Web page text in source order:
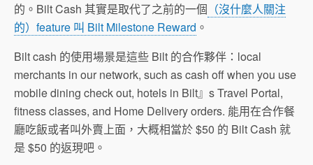
的。Bilt Cash 其實是取代了之前的一個 （沒什麼人關注
的）feature 叫 Bilt Milestone Reward 。
Bilt cash 的使用場景是這些 Bilt 的合作夥伴：local
merchants in our network, such as cash off when you use
mobile dining check out, hotels in Bilt』s Travel Portal,
fitness classes, and Home Deliveryorders. 能用在合作餐
廳吃飯或者叫外賣上面，大概相當於 $50 的 Bilt Cash 就
是 $50 的返現吧。